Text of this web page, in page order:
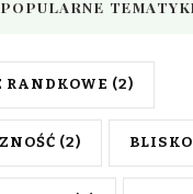
POPULARNE
(2)
(2)